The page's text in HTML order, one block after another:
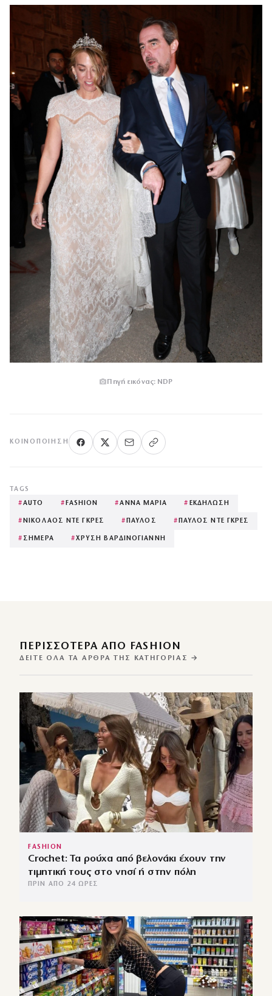
Πηγή εικόνας: NDP
ΚΟΙΝΟΠΟΊΗΣΗ
TAGS
#AUTO # FASHION #ΑΝΝΑ ΜΑΡΙΑ # ΕΚΔΗΛΩΣΗ
# ΝΙΚΟΛΑΟΣ ΝΤΕ ΓΚΡΕΣ # ΠΑΥΛΟΣ # ΠΑΥΛΟΣ ΝΤΕ ΓΚΡΕΣ
# ΣΗΜΕΡΑ #ΧΡΥΣΗ ΒΑΡΔΙΝΟΓΙΑΝΝΗ
ΠΕΡΙΣΣΌΤΕΡΑ ΑΠΌ FASHION
ΔΕΊΤΕ ΌΛΑ ΤΑ ΆΡΘΡΑ ΤΗΣ ΚΑΤΗΓΟΡΊΑΣ →
FASHION
Crochet: Τα ρούχα από βελονάκι έχουν την
τιμητική τους στο νησί ή στην πόλη
ΠΡΙΝ ΑΠΌ 24 ΏΡΕΣ